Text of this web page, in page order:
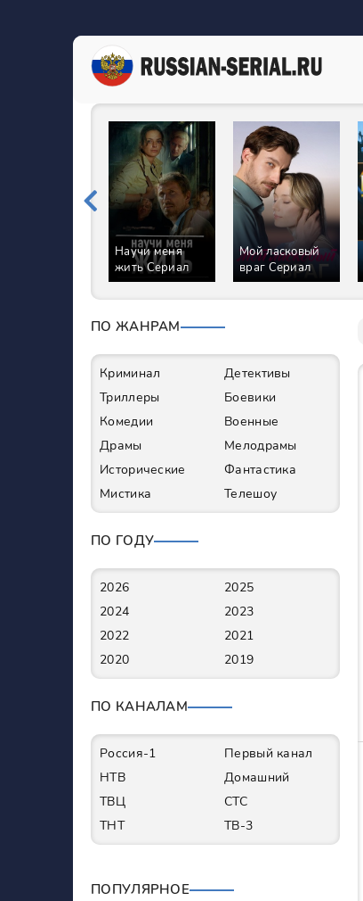
Научи меня
жить Сериал
Мой ласковый
враг Сериал
ПО ЖАНРАМ
Криминал
Детективы
Триллеры
Боевики
Комедии
Военные
Драмы
Мелодрамы
Исторические
Фантастика
Мистика
Телешоу
ПО ГОДУ
2026
2025
2024
2023
2022
2021
2020
2019
ПО КАНАЛАМ
Россия-1
Первый канал
НТВ
Домашний
ТВЦ
СТС
ТНТ
ТВ-3
ПОПУЛЯРНОЕ